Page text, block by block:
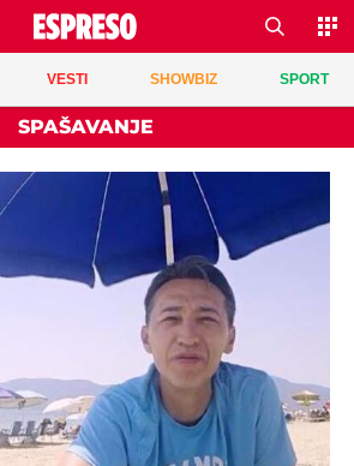
VESTI SHOWBIZ SPORT
SPAŠAVANJE